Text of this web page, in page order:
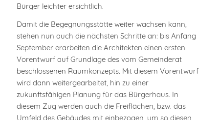
Bürger leichter ersichtlich.
Damit die Begegnungsstätte weiter wachsen kann,
stehen nun auch die nächsten Schritte an: bis Anfang
September erarbeiten die Architekten einen ersten
Vorentwurf auf Grundlage des vom Gemeinderat
beschlossenen Raumkonzepts. Mit diesem Vorentwurf
wird dann weitergearbeitet, hin zu einer
zukunftsfähigen Planung für das Bürgerhaus. In
diesem Zug werden auch die Freiflächen, bzw. das
Umfeld des Gebäudes mit einbezogen, um so diesen